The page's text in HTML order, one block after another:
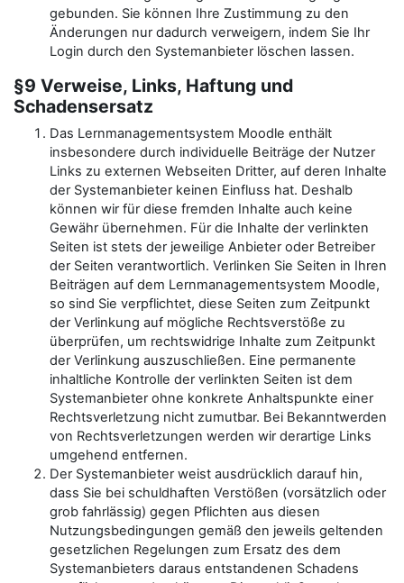
gebunden. Sie können Ihre Zustimmung zu den
Änderungen nur dadurch verweigern, indem Sie Ihr
Login durch den Systemanbieter löschen lassen.
§9 Verweise, Links, Haftung und
Schadensersatz
Das Lernmanagementsystem Moodle enthält
insbesondere durch individuelle Beiträge der Nutzer
Links zu externen Webseiten Dritter, auf deren Inhalte
der Systemanbieter keinen Einfluss hat. Deshalb
können wir für diese fremden Inhalte auch keine
Gewähr übernehmen. Für die Inhalte der verlinkten
Seiten ist stets der jeweilige Anbieter oder Betreiber
der Seiten verantwortlich. Verlinken Sie Seiten in Ihren
Beiträgen auf dem Lernmanagementsystem Moodle,
so sind Sie verpflichtet, diese Seiten zum Zeitpunkt
der Verlinkung auf mögliche Rechtsverstöße zu
überprüfen, um rechtswidrige Inhalte zum Zeitpunkt
der Verlinkung auszuschließen. Eine permanente
inhaltliche Kontrolle der verlinkten Seiten ist dem
Systemanbieter ohne konkrete Anhaltspunkte einer
Rechtsverletzung nicht zumutbar. Bei Bekanntwerden
von Rechtsverletzungen werden wir derartige Links
umgehend entfernen.
Der Systemanbieter weist ausdrücklich darauf hin,
dass Sie bei schuldhaften Verstößen (vorsätzlich oder
grob fahrlässig) gegen Pflichten aus diesen
Nutzungsbedingungen gemäß den jeweils geltenden
gesetzlichen Regelungen zum Ersatz des dem
Systemanbieters daraus entstandenen Schadens